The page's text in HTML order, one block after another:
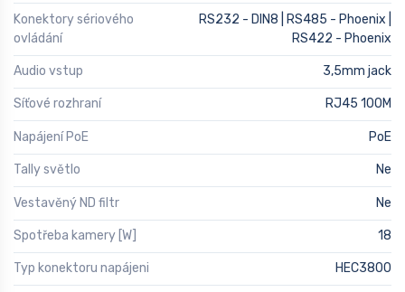
Konektory sériového
ovládání
RS232 - DIN8 | RS485 - Phoenix |
RS422 - Phoenix
Audio vstup 3,5mm jack
Síťové rozhraní RJ45 100M
Napájení PoE PoE
Tally světlo Ne
Vestavěný ND filtr Ne
Spotřeba kamery [W] 18
Typ konektoru napájeni HEC3800